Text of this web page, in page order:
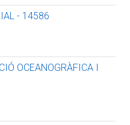
- 14586
OCEANOGRÀFICA I